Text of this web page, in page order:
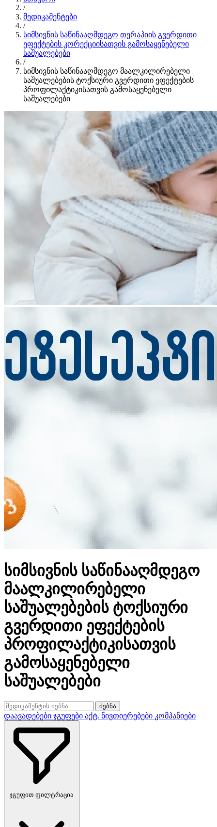
/
მედიკამენტები
/
სიმსივნის საწინააღმდეგო თერაპიის გვერდითი
ეფექტების კორექციისათვის გამოსაყენებელი
საშუალებები
/
სიმსივნის საწინააღმდეგო მაალკილირებელი
საშუალებების ტოქსიური გვერდითი ეფექტების
პროფილაქტიკისათვის გამოსაყენებელი
საშუალებები
სიმსივნის საწინააღმდეგო
მაალკილირებელი
საშუალებების ტოქსიური
გვერდითი ეფექტების
პროფილაქტიკისათვის
გამოსაყენებელი
საშუალებები
ძებნა
დაავადებები ჯგუფები აქტ. ნივთიერებები კომპანიები
ჯგუფით ფილტრაცია